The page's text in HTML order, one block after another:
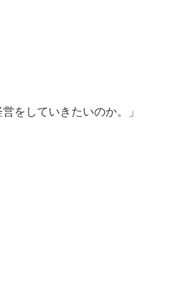
をしていきたいのか。」